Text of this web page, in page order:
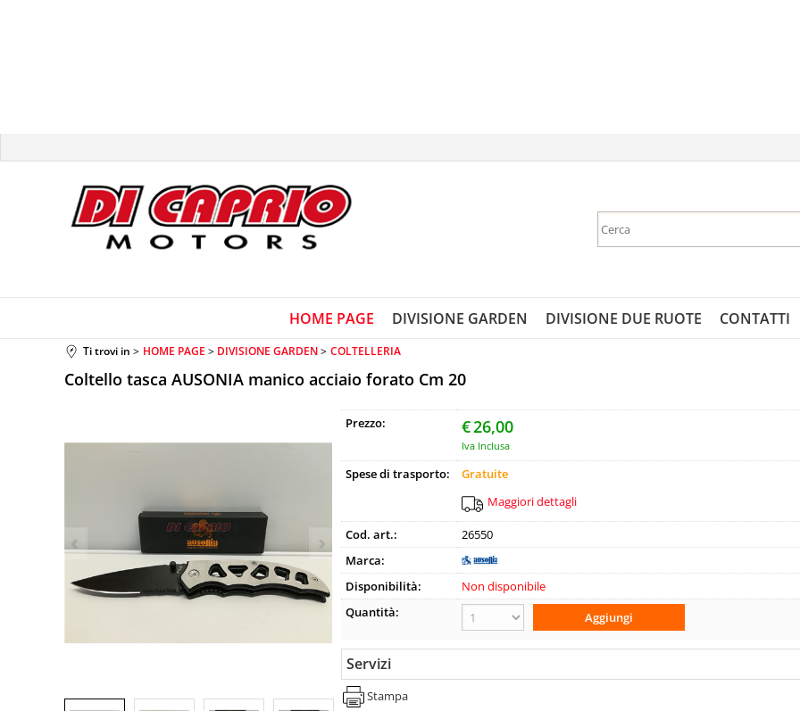
nome utente
clicca sul
HOME PAGE DIVISIONE GARDEN DIVISIONE DUE RUOTE CONTATTI
Ti trovi in HOME PAGE DIVISIONE GARDEN COLTELLERIA
Coltello tasca AUSONIA manico acciaio forato Cm 20
Prezzo: €26,00
Iva Inclusa
Spese di trasporto:
Gratuite
Maggiori dettagli
Cod. art.:
26550
Marca:
Disponibilità:
Non disponibile
Quantità:
Servizi
Stampa